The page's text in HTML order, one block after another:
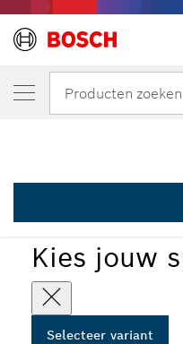
Producten zoeken
Kies jouw
Selecteer variant
JOUW GESELECTEERDE
Cirkelzaagblad
2 608 644 092